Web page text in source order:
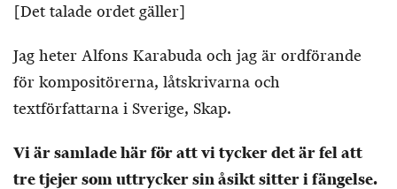
[Det talade ordet gäller]
Jag heter Alfons Karabuda och jag är ordförande
för kompositörerna, låtskrivarna och
textförfattarna i Sverige, Skap.
Vi är samlade här för att vi tycker det är fel att
tre tjejer som uttrycker sin åsikt sitter i fängelse.